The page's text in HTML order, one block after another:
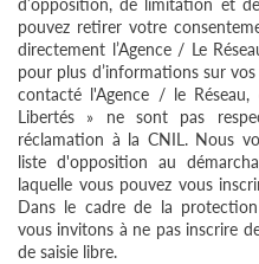
d’opposition, de limitation et
pouvez retirer votre
directement l’Agence / Le
pour plus d’informations sur
contacté l'Agence / le
Libertés » ne sont pas
réclamation à la CNIL. Nous
liste d'opposition au
laquelle vous pouvez vous
Dans le cadre de la
vous invitons à ne pas inscrire
de saisie libre.